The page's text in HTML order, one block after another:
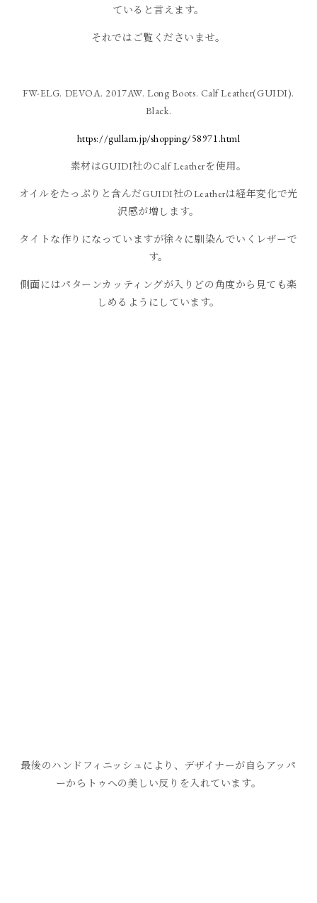
ていると言えます。
それではご覧くださいませ。
FW-ELG. DEVOA. 2017AW. Long Boots. Calf Leather(GUIDI).
Black.
https://gullam.jp/shopping/58971.html
素材はGUIDI社のCalf Leatherを使用。
オイルをたっぷりと含んだGUIDI社のLeatherは経年変化で光
沢感が増します。
タイトな作りになっていますが徐々に馴染んでいくレザーで
す。
側面にはパターンカッティングが入りどの角度から見ても楽
しめるようにしています。
最後のハンドフィニッシュにより、デザイナーが自らアッパ
ーからトゥへの美しい反りを入れています。